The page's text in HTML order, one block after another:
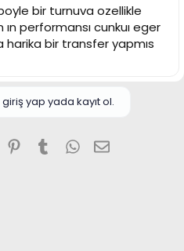
bir turnuva ozellikle
performansı cunkuı eger
harika bir transfer yapmıs
yap yada kayıt ol.
Pinterest
TumblrWhatsApp
E-posta